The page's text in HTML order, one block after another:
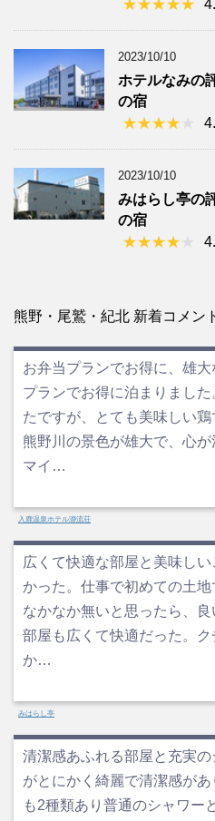
2023/10/10
ホテルなみの
の宿
2023/10/10
みはらし亭の
の宿
熊野・尾鷲・紀北 新着コメン
お弁当プランでお得に、雄
プランでお得に泊まりまし
たですが、とても美味しい
熊野川の景色が雄大で、心
マイ…
入鹿温泉ホテル瀞流荘
広くて快適な部屋と美味し
かった。仕事で初めての土
なかなか無いと思ったら、良
部屋も広くて快適だった。
か…
みはらし亭
清潔感あふれる部屋と充実
がとにかく綺麗で清潔感が
も2種類あり普通のシャワー